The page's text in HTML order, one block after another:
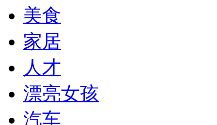
美食
家居
人才
漂亮女孩
汽车